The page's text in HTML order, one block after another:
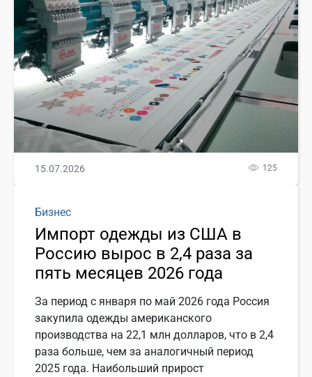
15.07.2026 125
Бизнес
Импорт одежды из США в
Россию вырос в 2,4 раза за
пять месяцев 2026 года
За период с января по май 2026 года Россия
закупила одежды американского
производства на 22,1 млн долларов, что в 2,4
раза больше, чем за аналогичный период
2025 года. Наибольший прирост